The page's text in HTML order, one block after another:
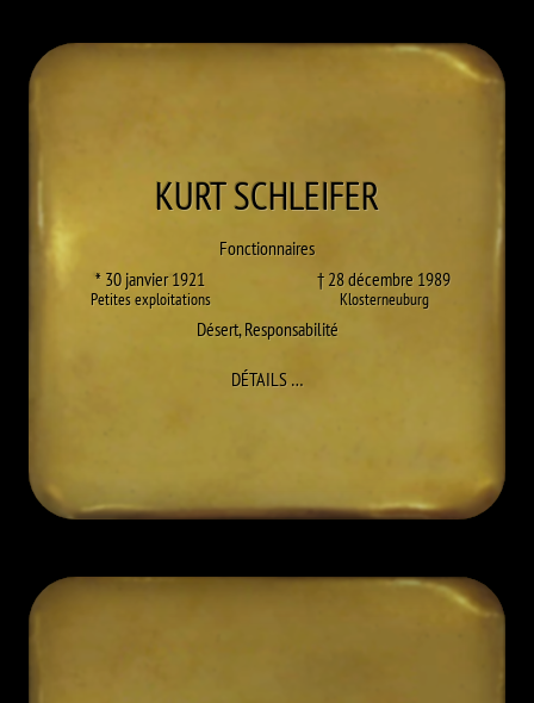
KURTSCHLEIFER
Fonctionnaires
* 30 janvier 1921
Petites exploitations
† 28 décembre 1989
Klosterneuburg
Désert,Responsabilité
DÉTAILS…À KURT SCHLEIFER